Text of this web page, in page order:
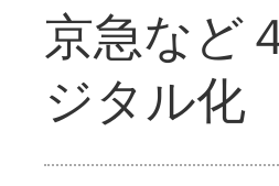
京急など
ジタル化